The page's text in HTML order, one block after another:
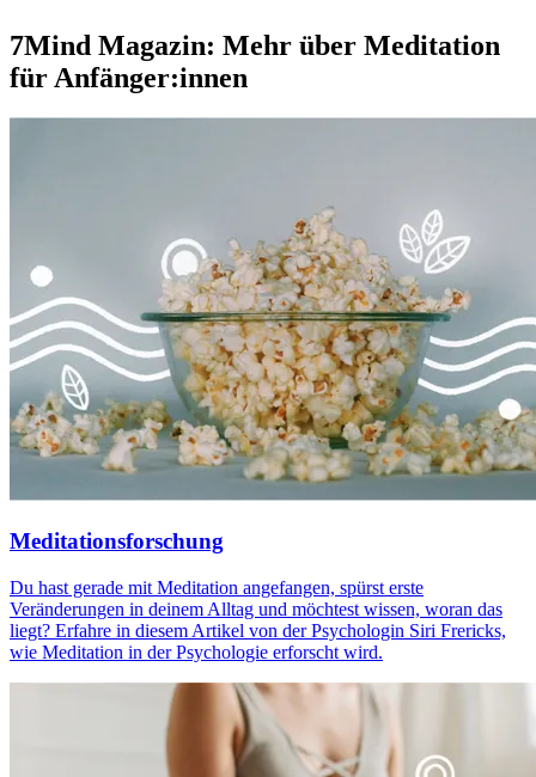
7Mind Magazin: Mehr über Meditation
für Anfänger:innen
Meditationsforschung
Du hast gerade mit Meditation angefangen, spürst erste
Veränderungen in deinem Alltag und möchtest wissen, woran das
liegt? Erfahre in diesem Artikel von der Psychologin Siri Frericks,
wie Meditation in der Psychologie erforscht wird.